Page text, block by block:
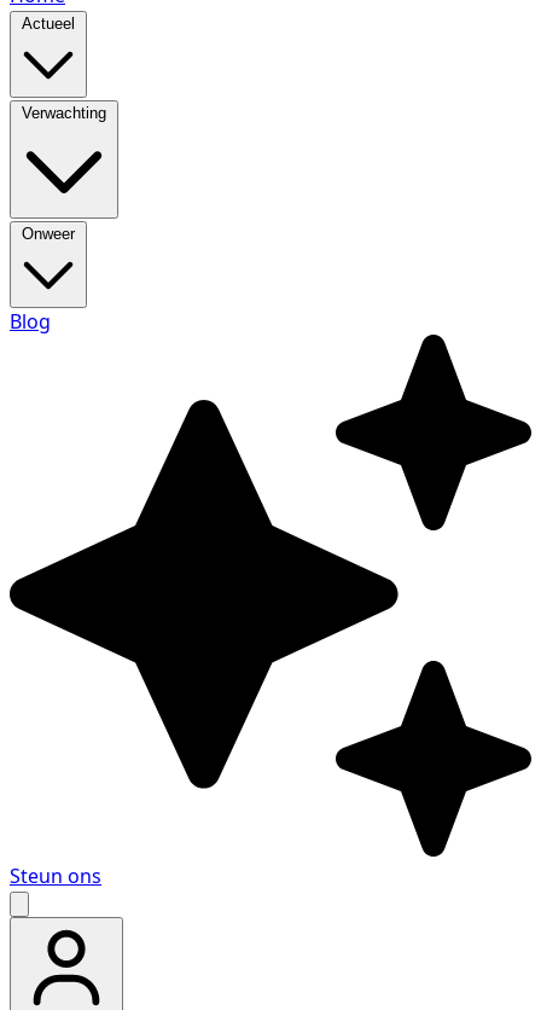
Actueel
Verwachting
Onweer
Blog
Steun ons